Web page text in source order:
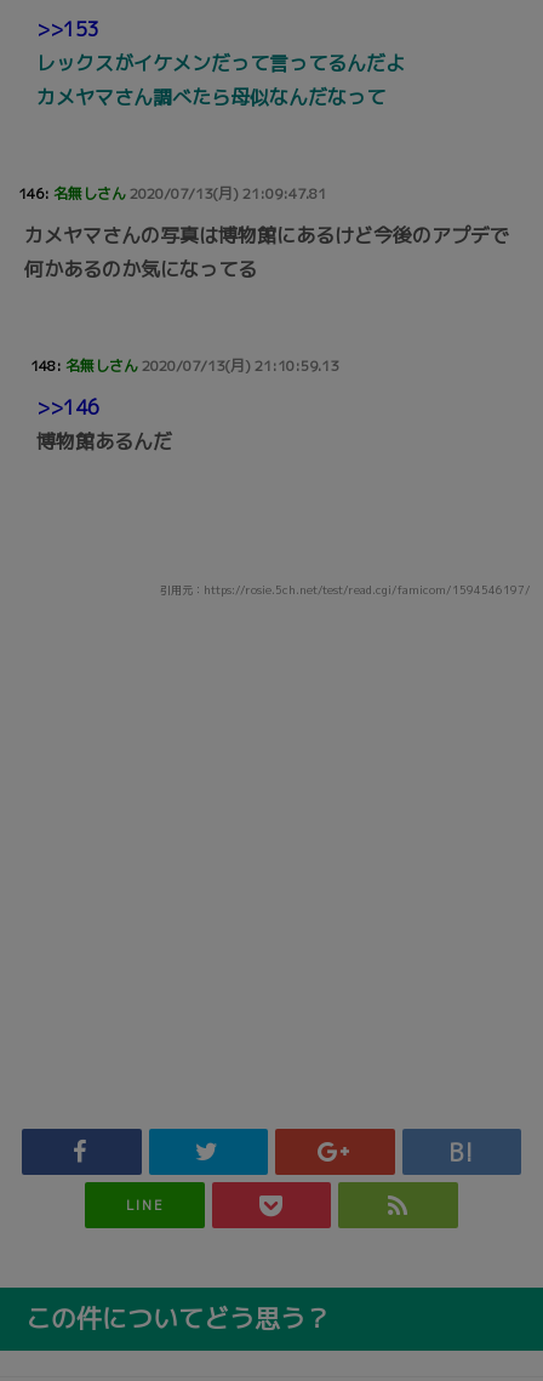
>>153
レックスがイケメンだって言ってるんだよ
カメヤマさん調べたら母似なんだなって
146: 名無しさん2020/07/13(月) 21:09:47.81
カメヤマさんの写真は博物館にあるけど今後のアプデで
何かあるのか気になってる
148: 名無しさん2020/07/13(月) 21:10:59.13
>>146
博物館あるんだ
引用元：https://rosie.5ch.net/test/read.cgi/famicom/1594546197/
LINE
この件についてどう思う？